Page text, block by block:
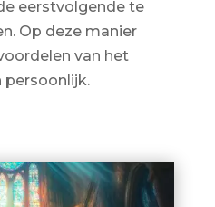
eerstvolgende te
Op deze manier
van het
persoonlijk.